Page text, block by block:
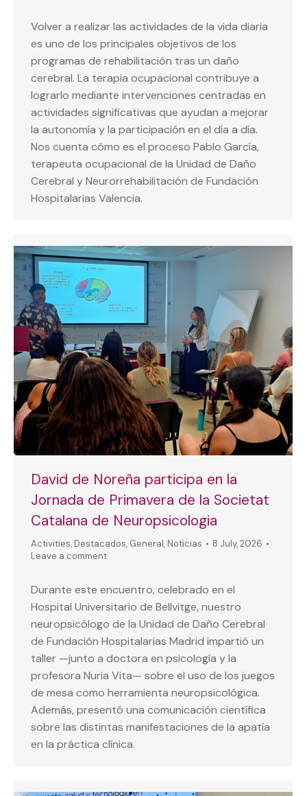
Volver a realizar las actividades de la vida diaria
es uno de los principales objetivos de los
programas de rehabilitación tras un daño
cerebral. La terapia ocupacional contribuye a
lograrlo mediante intervenciones centradas en
actividades significativas que ayudan a mejorar
la autonomía y la participación en el día a día.
Nos cuenta cómo es el proceso Pablo García,
terapeuta ocupacional de la Unidad de Daño
Cerebral y Neurorrehabilitación de Fundación
Hospitalarias Valencia.
David de Noreña participa en la
Jornada de Primavera de la Societat
Catalana de Neuropsicologia
Activities, Destacados, General, Noticias
8 July, 2026
Leave a comment
Durante este encuentro, celebrado en el
Hospital Universitario de Bellvitge, nuestro
neuropsicólogo de la Unidad de Daño Cerebral
de Fundación Hospitalarias Madrid impartió un
taller —junto a doctora en psicología y la
profesora Nuria Vita— sobre el uso de los juegos
de mesa como herramienta neuropsicológica.
Además, presentó una comunicación científica
sobre las distintas manifestaciones de la apatía
en la práctica clínica.